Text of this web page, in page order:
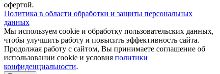
офертой.
Политика в области обработки и защиты персональных
данных
Мы используем cookie и обработку пользовательских данных,
чтобы улучшить работу и повысить эффективность сайта.
Продолжая работу с сайтом, Вы принимаете соглашение об
использовании cookie и условия политики
конфиденциальности.